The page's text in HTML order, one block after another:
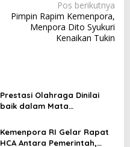
Pos berikutnya
Pimpin Rapim Kemenpora,
Menpora Dito Syukuri
Kenaikan Tukin
Prestasi Olahraga Dinilai
baik dalam Mata
Kemenpora RI Gelar Rapat
HCA Antara Pemerintah,